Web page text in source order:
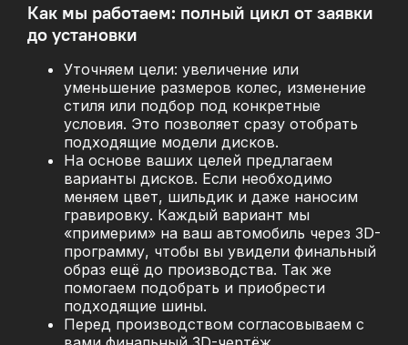
Как мы работаем: полный цикл от заявки
до установки
Уточняем цели: увеличение или
уменьшение размеров колес, изменение
стиля или подбор под конкретные
условия. Это позволяет сразу отобрать
подходящие модели дисков.
На основе ваших целей предлагаем
варианты дисков. Если необходимо
меняем цвет, шильдик и даже наносим
гравировку. Каждый вариант мы
«примерим» на ваш автомобиль через 3D-
программу, чтобы вы увидели финальный
образ ещё до производства. Так же
помогаем подобрать и приобрести
подходящие шины.
Перед производством согласовываем с